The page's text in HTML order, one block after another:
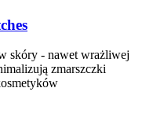
skóry - nawet wrażliwej
zmarszczki